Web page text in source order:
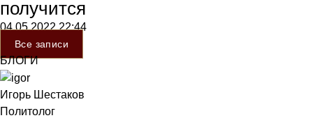
получится
04.05.202222:44
Все записи
БЛОГИ
Игорь Шестаков
Политолог